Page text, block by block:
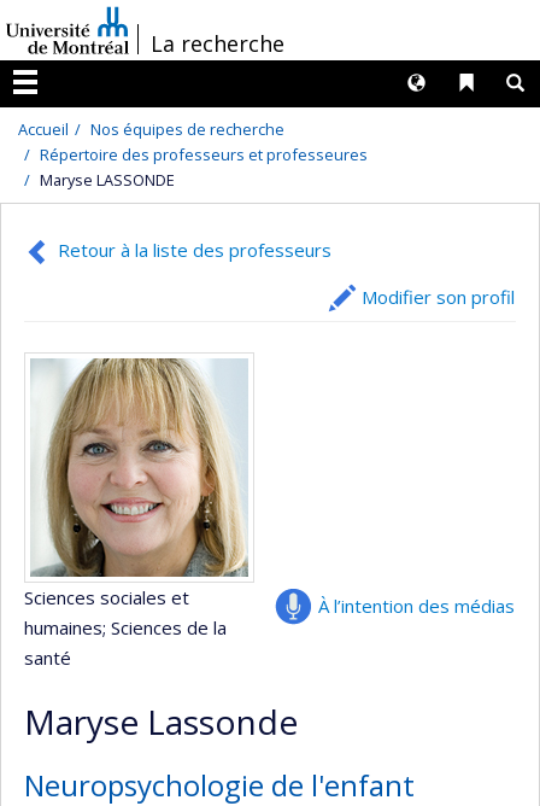
au
contenu
/La recherche
Menu
Liens
Langues
Accueil
Nos équipes de recherche
Répertoire des professeurs et professeures
Maryse LASSONDE
Retour à la liste des professeurs
Modifier son profil
À l’intention des médias
Sciences sociales et
humaines; Sciences de la
santé
Maryse Lassonde
Neuropsychologie de l'enfant